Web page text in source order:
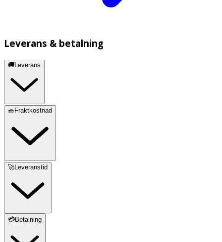
Leverans & betalning
🚚Leverans
🧺Fraktkostnad
🚀Leveranstid
💳Betalning